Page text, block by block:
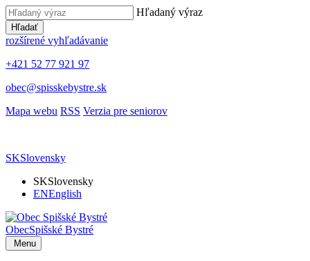
Hľadaný výraz
Hľadať
rozšírené vyhľadávanie
+421 52 77 921 97
obec@spisskebystre.sk
Mapa webu RSS Verzia pre seniorov
SKSlovensky
SKSlovensky
ENEnglish
ObecSpišské Bystré
Menu